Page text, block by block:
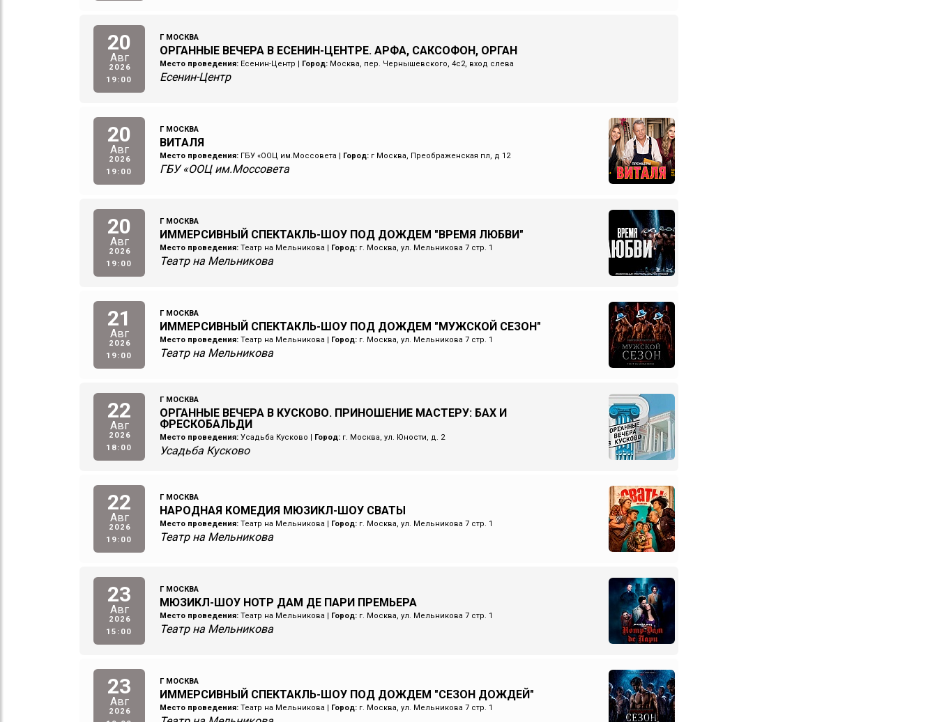
20
Авг
2026
19:00
Г МОСКВА
ОРГАННЫЕ ВЕЧЕРА В ЕСЕНИН-ЦЕНТРЕ. АРФА, САКСОФОН, ОРГАН
Место проведения:Есенин-Центр | Город:Москва, пер. Чернышевского, 4с2, вход слева
Есенин-Центр
20
Авг
2026
19:00
Г МОСКВА
ВИТАЛЯ
Место проведения:ГБУ «ООЦ им.Моссовета | Город:г Москва, Преображенская пл, д 12
ГБУ «ООЦ им.Моссовета
20
Авг
2026
19:00
Г МОСКВА
ИММЕРСИВНЫЙ СПЕКТАКЛЬ-ШОУ ПОД ДОЖДЕМ "ВРЕМЯ ЛЮБВИ"
Место проведения:Театр на Мельникова | Город:г. Москва, ул. Мельникова 7 стр. 1
Театр на Мельникова
21
Авг
2026
19:00
Г МОСКВА
ИММЕРСИВНЫЙ СПЕКТАКЛЬ-ШОУ ПОД ДОЖДЕМ "МУЖСКОЙ СЕЗОН"
Место проведения:Театр на Мельникова | Город:г. Москва, ул. Мельникова 7 стр. 1
Театр на Мельникова
22
Авг
2026
18:00
Г МОСКВА
ОРГАННЫЕ ВЕЧЕРА В КУСКОВО. ПРИНОШЕНИЕ МАСТЕРУ: БАХ И
ФРЕСКОБАЛЬДИ
Место проведения:Усадьба Кусково | Город:г. Москва, ул. Юности, д. 2
Усадьба Кусково
22
Авг
2026
19:00
Г МОСКВА
НАРОДНАЯ КОМЕДИЯ МЮЗИКЛ-ШОУ СВАТЫ
Место проведения:Театр на Мельникова | Город:г. Москва, ул. Мельникова 7 стр. 1
Театр на Мельникова
23
Авг
2026
15:00
Г МОСКВА
МЮЗИКЛ-ШОУ НОТР ДАМ ДЕ ПАРИ ПРЕМЬЕРА
Место проведения:Театр на Мельникова | Город:г. Москва, ул. Мельникова 7 стр. 1
Театр на Мельникова
23
Авг
2026
Г МОСКВА
ИММЕРСИВНЫЙ СПЕКТАКЛЬ-ШОУ ПОД ДОЖДЕМ "СЕЗОН ДОЖДЕЙ"
Место проведения:Театр на Мельникова | Город:г. Москва, ул. Мельникова 7 стр. 1